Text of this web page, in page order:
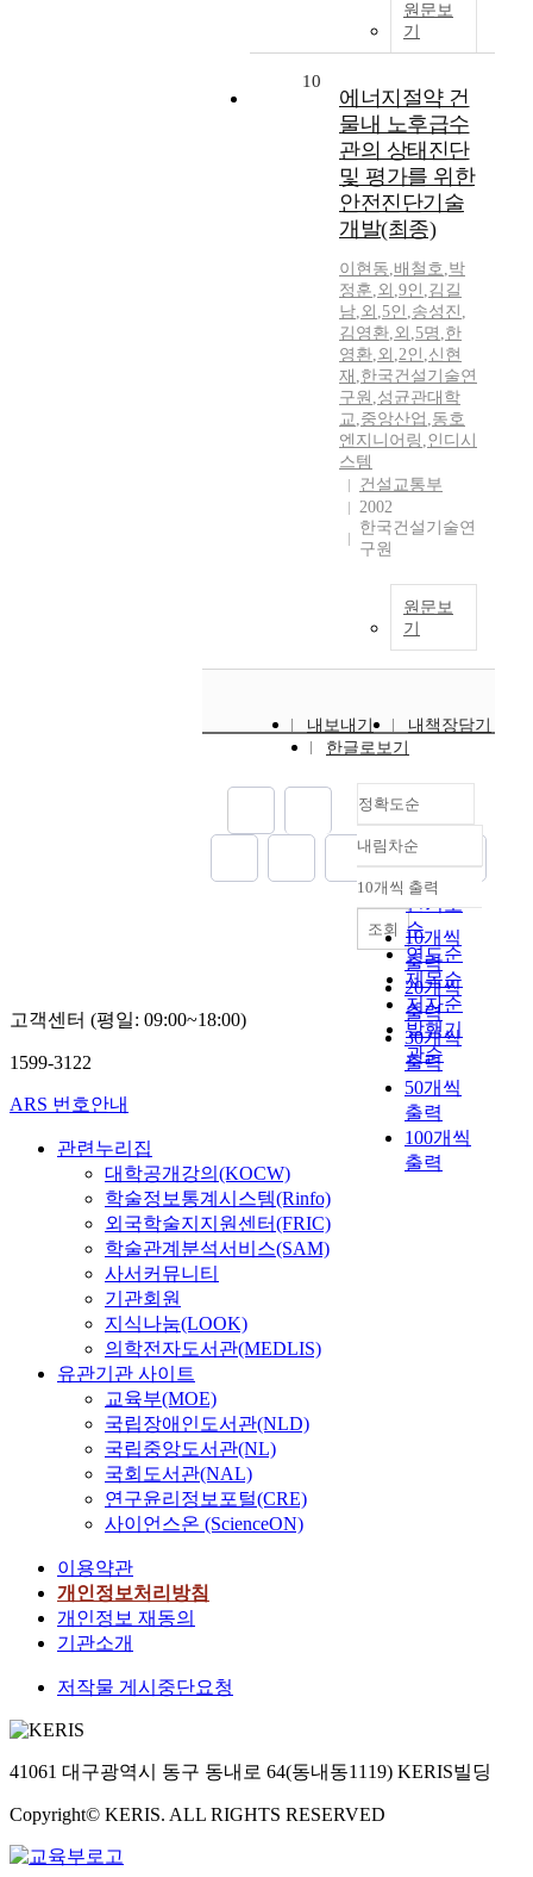
원문보
기
10
에너지절약 건
물내 노후급수
관의 상태진단
및 평가를 위한
안전진단기술
개발(최종)
이현동,배철호,박
정훈,외 ,9인 ,김길
남,외 ,5인 ,송성진 ,
김영환,외 ,5명 ,한
영환,외 ,2인 ,신현
재 ,한국건설기술연
구원 ,성균관대학
교,중앙산업 ,동호
엔지니어링 ,인디시
스템
건설교통부
2002
한국건설기술연
구원
원문보
기
내보내기
내책장담기
한글로보기
정확도순
정확도
순
인기도
순
연도순
제목순
저자순
발행기
관순
내림차순
내림차순
10개씩 출력
10개씩
출력
20개씩
출력
30개씩
출력
50개씩
출력
100개씩
출력
조회
고객센터 (평일: 09:00~18:00)
1599-3122
ARS 번호안내
관련누리집
대학공개강의(KOCW)
학술정보통계시스템(Rinfo)
외국학술지지원센터(FRIC)
학술관계분석서비스(SAM)
사서커뮤니티
기관회원
지식나눔(LOOK)
의학전자도서관(MEDLIS)
유관기관 사이트
교육부(MOE)
국립장애인도서관(NLD)
국립중앙도서관(NL)
국회도서관(NAL)
연구윤리정보포털(CRE)
사이언스온 (ScienceON)
이용약관
개인정보처리방침
개인정보 재동의
기관소개
저작물 게시중단요청
41061 대구광역시 동구 동내로 64(동내동1119) KERIS빌딩
Copyright© KERIS. ALL RIGHTS RESERVED